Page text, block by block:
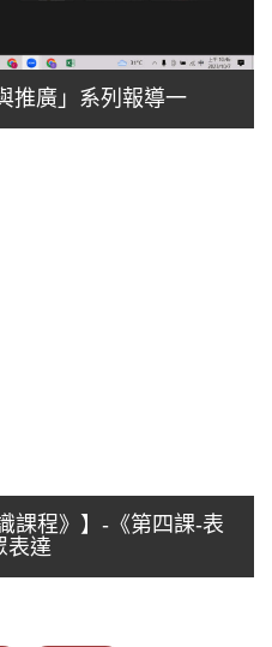
推廣」系列報導一
課程》】-《第四課-表
表達